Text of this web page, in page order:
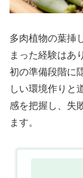
多肉植物の葉挿
まった経験はあ
初の準備段階に
しい環境作りと
感を把握し、失
ます。